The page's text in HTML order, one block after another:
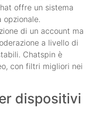
offre un sistema
di un account ma
a livello di
Chatspin è
con filtri migliori nei
dispositivi